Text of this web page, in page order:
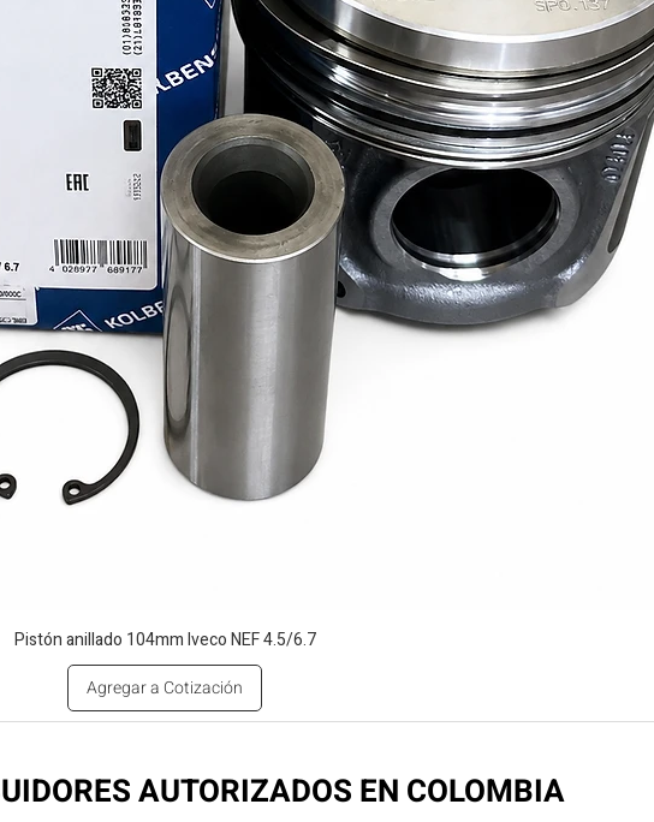
Pistón anillado 104mm Iveco NEF 4.5/6.7
Agregar a Cotización
AUTORIZADOS EN COLOMBIA